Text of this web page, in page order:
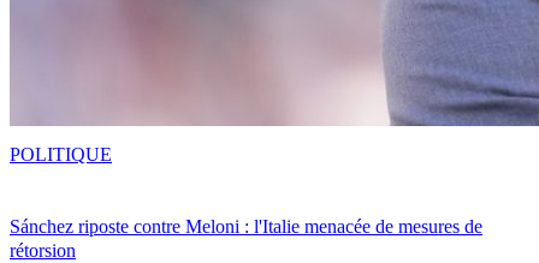
Sánchez riposte contre Meloni : l'Italie menacée de mesures de
rétorsion
POLITIQUE